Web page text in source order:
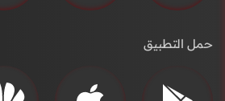
حمل التطبيق